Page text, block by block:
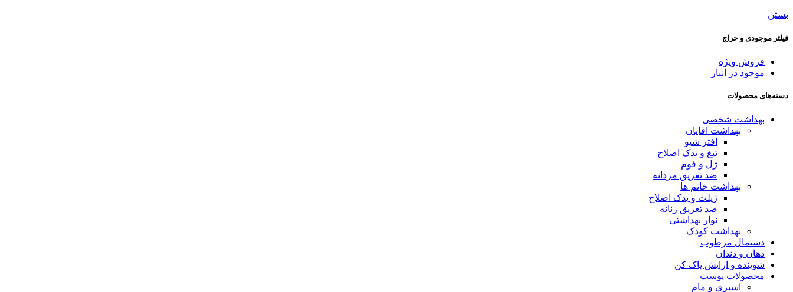
بستن
فیلتر موجودی و حراج
فروش ویژه
موجود در انبار
دسته‌های محصولات
بهداشت شخصی
بهداشت اقایان
افتر شیو
تیغ و یدک اصلاح
ژل و فوم
ضد تعریق مردانه
بهداشت خانم ها
ژیلت و یدک اصلاح
ضد تعریق زنانه
نوار بهداشتی
بهداشت کودک
دستمال مرطوب
دهان و دندان
شوینده و ارایش پاک کن
محصولات پوست
اسپری و مام